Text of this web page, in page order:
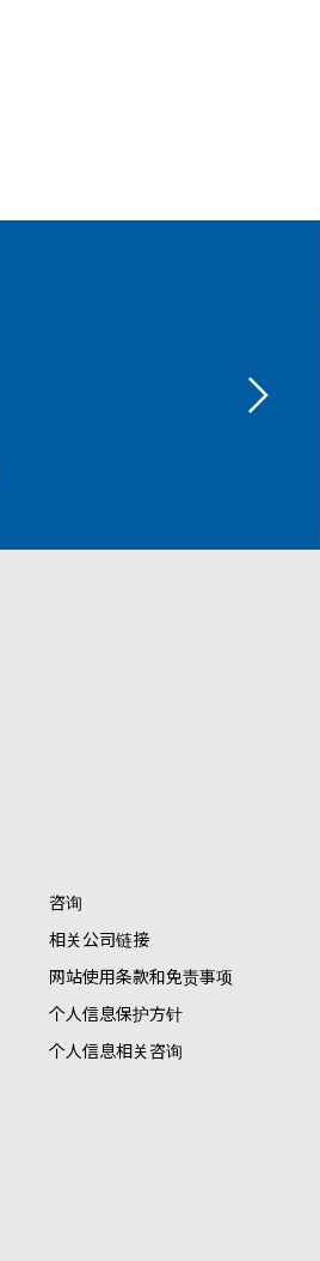
咨询
相关公司链接
网站使用条款和免责事项
个人信息保护方针
个人信息相关咨询